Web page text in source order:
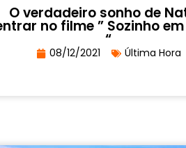
O verdadeiro sonho de
no filme ” Sozinho
“
08/12/2021 Última Hora